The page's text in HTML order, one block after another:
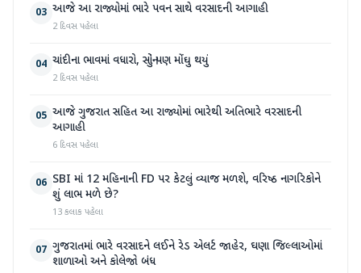
03 આજે આ રાજ્યોમાં ભારે પવન સાથે વરસાદની આગાહી
2 દિવસ પહેલા
04 ચાંદીના ભાવમાં વધારો, સોનું પણ મોંઘુ થયું
2 દિવસ પહેલા
05 આજે ગુજરાત સહિત આ રાજ્યોમાં ભારેથી અતિભારે વરસાદની
આગાહી
6 દિવસ પહેલા
06 SBI માં 12 મહિનાની FD પર કેટલું વ્યાજ મળશે, વરિષ્ઠ નાગરિકોને
શું લાભ મળે છે?
13 કલાક પહેલા
07 ગુજરાતમાં ભારે વરસાદને લઈને રેડ એલર્ટ જાહેર, ઘણા જિલ્લાઓમાં
શાળાઓ અને કોલેજો બંધ